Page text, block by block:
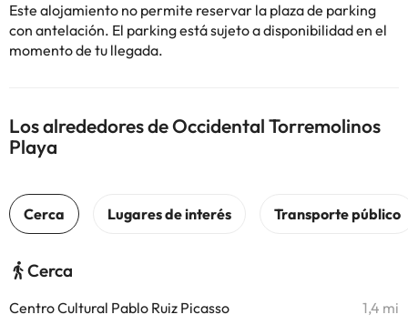
Este alojamiento no permite reservar la plaza de parking
con antelación. El parking está sujeto a disponibilidad en el
momento de tu llegada.
Los alrededores de Occidental Torremolinos
Playa
Cerca
Centro Cultural Pablo Ruiz Picasso 1,4 mi